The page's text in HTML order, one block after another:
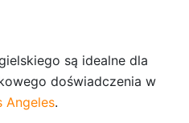
są idealne dla
doświadczenia w
Angeles.